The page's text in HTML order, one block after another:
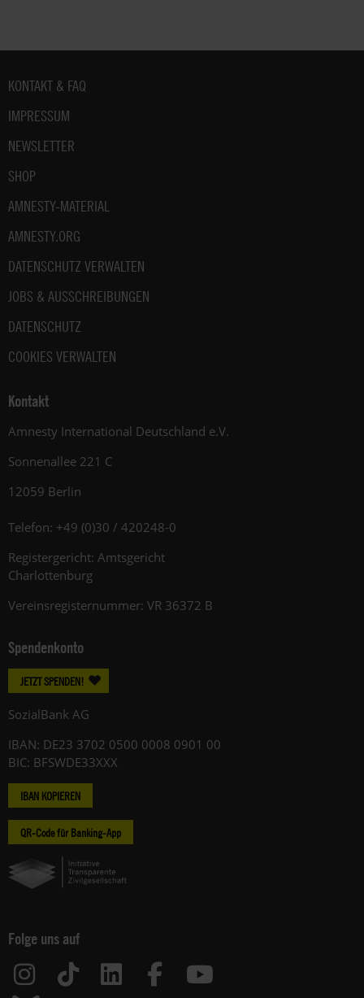
Fußbereich
KONTAKT & FAQ
IMPRESSUM
NEWSLETTER
SHOP
AMNESTY-MATERIAL
AMNESTY.ORG
DATENSCHUTZ VERWALTEN
JOBS & AUSSCHREIBUNGEN
DATENSCHUTZ
COOKIES VERWALTEN
Kontakt
Amnesty International Deutschland e.V.
Sonnenallee 221 C
12059 Berlin
Telefon: +49 (0)30 / 420248-0
Registergericht: Amtsgericht
Charlottenburg
Vereinsregisternummer: VR 36372 B
Spendenkonto
JETZT SPENDEN!
SozialBank AG
IBAN: DE23 3702 0500 0008 0901 00
BIC: BFSWDE33XXX
IBAN KOPIEREN
QR-Code für Banking-App
Folge uns auf